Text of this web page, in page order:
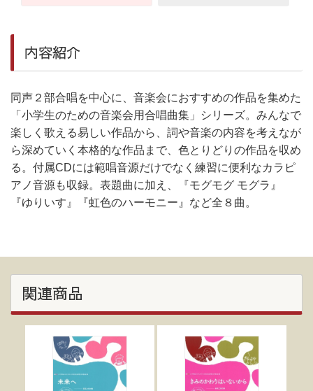
内容紹介
同声２部合唱を中心に、音楽会におすすめの作品を集めた
「小学生のための音楽会用合唱曲集」シリーズ。みんなで
楽しく歌える易しい作品から、詞や音楽の内容を考えなが
ら深めていく本格的な作品まで、色とりどりの作品を収め
る。付属CDには範唱音源だけでなく練習に便利なカラピ
アノ音源も収録。表題曲に加え、『モグモグ モグラ』
『ゆりいす』『虹色のハーモニー』など全８曲。
関連商品